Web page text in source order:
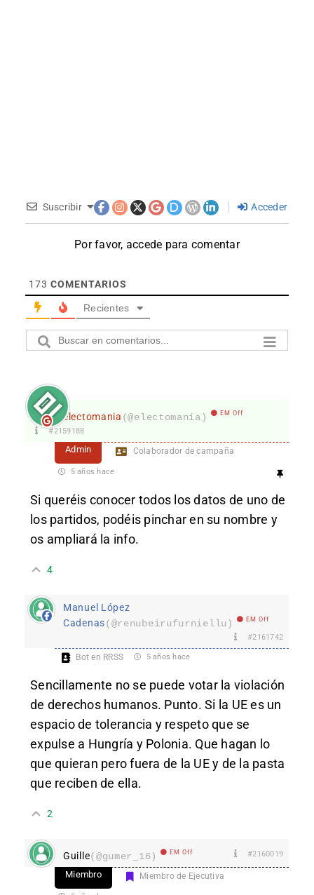
Suscribir Acceder
Por favor, accede para comentar
173 COMENTARIOS
Recientes
electomania (@electomania) EM Off
#2159188
Admin Colaborador de campaña
5 años hace
Si queréis conocer todos los datos de uno de
los partidos, podéis pinchar en su nombre y
os ampliará la info.
4
Manuel López
Cadenas(@renubeirufurniellu) EM Off
#2161742
Bot en RRSS 5 años hace
Sencillamente no se puede votar la violación
de derechos humanos. Punto. Si la UE es un
espacio de tolerancia y respeto que se
expulse a Hungría y Polonia. Que hagan lo
que quieran pero fuera de la UE y de la pasta
que reciben de ella.
2
Guille(@gumer_16) EM Off #2160019
Miembro Miembro de Ejecutiva